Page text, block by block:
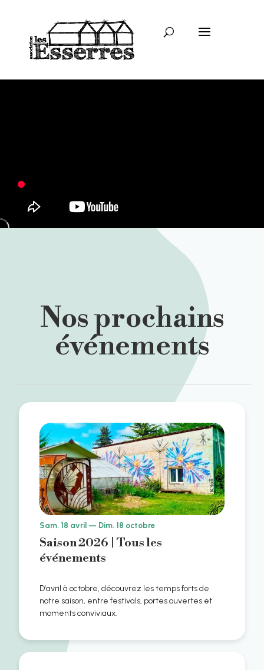
Beauvais pour partager des moments de
Nos prochains
événements
Saison 2026 | Tous les
événements
Sam. 18 avril — Dim. 18 octobre
D'avril à octobre, découvrez les temps forts de
notre saison, entre festivals, portes ouvertes et
moments conviviaux.